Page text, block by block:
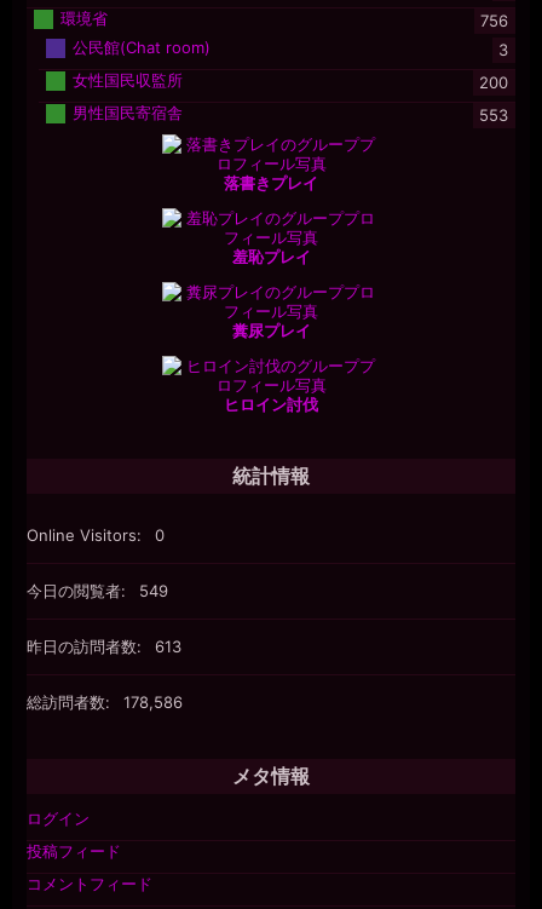
環境省
756
公民館(Chat room)
3
女性国民収監所
200
男性国民寄宿舎
553
落書きプレイ
羞恥プレイ
糞尿プレイ
ヒロイン討伐
統計情報
Online Visitors: 0
今日の閲覧者: 549
昨日の訪問者数: 613
総訪問者数: 178,586
メタ情報
ログイン
投稿フィード
コメントフィード